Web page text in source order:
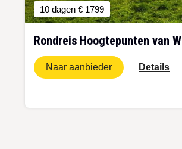
10 dagen € 1799
Rondreis Hoogtepunten van
Naar aanbieder Details